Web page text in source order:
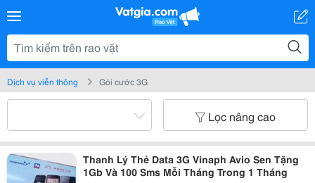
Dịch vụ viễn thông Gói cước 3G
Lọc nâng cao
Thanh Lý Thẻ Data 3G Vinaph Avio Sen Tặng
1Gb Và 100 Sms Mỗi Tháng Trong 1 Tháng